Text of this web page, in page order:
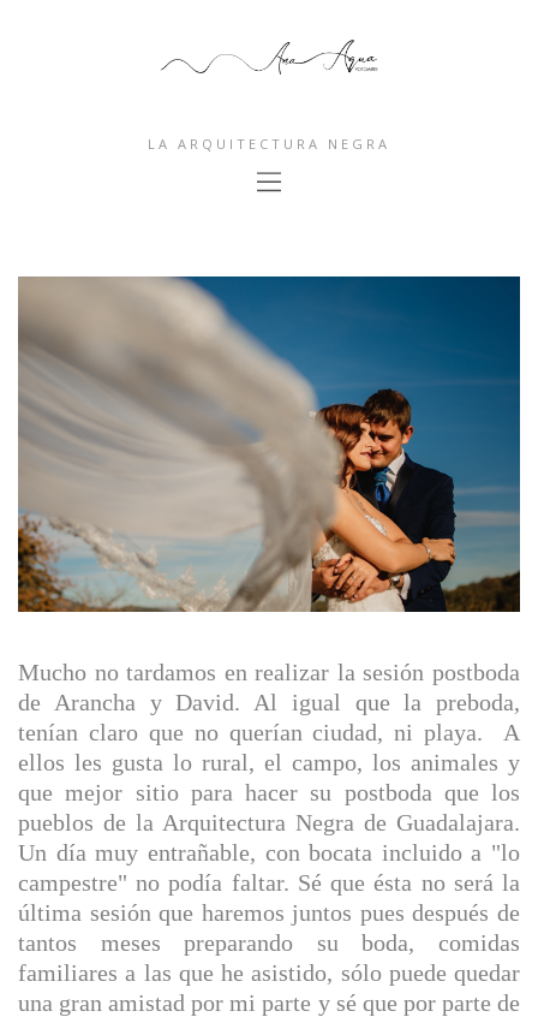
LA ARQUITECTURA NEGRA
Mucho no tardamos en realizar la sesión postboda
de Arancha y David. Al igual que la preboda,
tenían claro que no querían ciudad, ni playa. A
ellos les gusta lo rural, el campo, los animales y
que mejor sitio para hacer su postboda que los
pueblos de la Arquitectura Negra de Guadalajara.
Un día muy entrañable, con bocata incluido a "lo
campestre" no podía faltar. Sé que ésta no será la
última sesión que haremos juntos pues después de
tantos meses preparando su boda, comidas
familiares a las que he asistido, sólo puede quedar
una gran amistad por mi parte y sé que por parte de